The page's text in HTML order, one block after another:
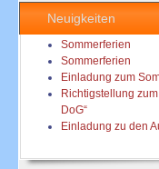
Neuigkeiten
Sommerferien
Sommerferien
Einladung zum
Richtigstellung
DoG“
Einladung zu den